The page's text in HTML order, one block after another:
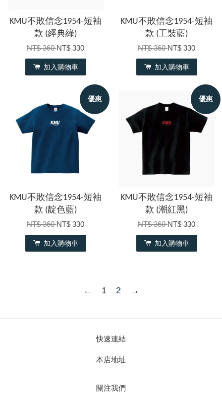
KMU不敗信念1954-短袖
款 (經典綠)
NT$ 360NT$ 330
加入購物車
KMU不敗信念1954-短袖
款 (工裝藍)
NT$ 360NT$ 330
加入購物車
優惠
KMU不敗信念1954-短袖
款 (靛色藍)
NT$ 360NT$ 330
加入購物車
優惠
KMU不敗信念1954-短袖
款 (潮紅黑)
NT$ 360NT$ 330
加入購物車
← 1 2 →
快速連結
本店地址
關注我們